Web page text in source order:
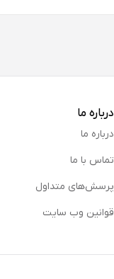
درباره ما
درباره ما
تماس با ما
پرسش‌های متداول
قوانین وب سایت